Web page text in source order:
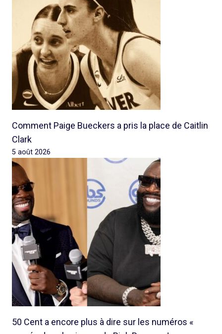
Comment Paige Bueckers a pris la place de Caitlin
Clark
5 août 2026
50 Cent a encore plus à dire sur les numéros «